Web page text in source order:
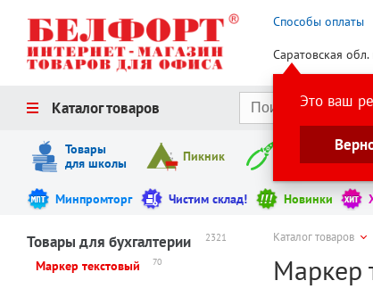
Способы оплаты
Саратовская
Это ваш
Каталог товаров
Товары
для школы
Пикник Инструменты
Минпромторг Чистим склад! Новинки
Товары для бухгалтерии 2321
Маркер текстовый 70
Каталог товаров
Маркер